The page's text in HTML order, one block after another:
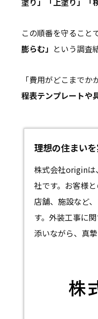
この順番を守ること
膨らむ」 という調査
「費用がどこまで
程表テンプレートや
理想の住まい
株式会社originは
社です。お客様
店舗、施設など
す。外装工事に
添いながら、真